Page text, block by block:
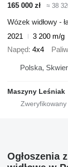
165 000 zł
≈ 38
Wózek widłowy -
2021
3 200 m/g
Napęd 4x4
Polska,
Maszyny Leśniak
Ogłoszenia